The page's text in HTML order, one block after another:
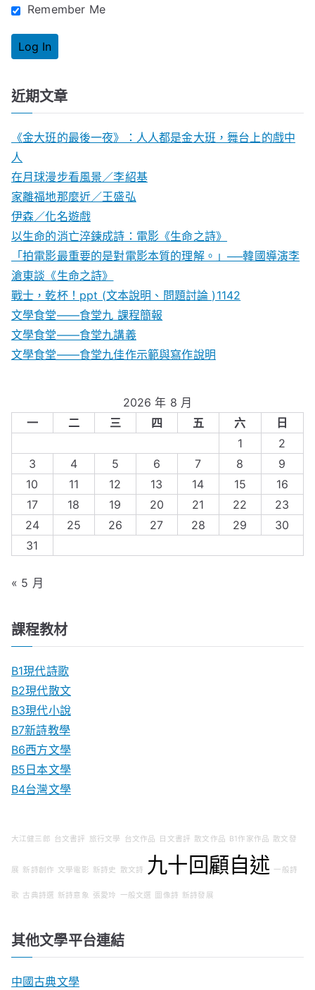
Remember Me
近期文章
《金大班的最後一夜》：人人都是金大班，舞台上的戲中
人
在月球漫步看風景／李紹基
家離福地那麼近／王盛弘
伊森／化名遊戲
以生命的消亡淬鍊成詩：電影《生命之詩》
「拍電影最重要的是對電影本質的理解。」──韓國導演李
滄東談《生命之詩》
戰士，乾杯！ppt (文本說明、問題討論 )1142
文學食堂——食堂九 課程簡報
文學食堂――食堂九講義
文學食堂——食堂九佳作示範與寫作說明
2026 年 8 月
一
二 三 四 五 六
日
1
2
3
4 5 6 7 8
9
10
11 12 13 14 15
16
17
18 19 20 21 22
23
24
25 26 27 28 29
30
31
« 5 月
課程教材
B1現代詩歌
B2現代散文
B3現代小說
B7新詩教學
B6西方文學
B5日本文學
B4台灣文學
大江健三郎 台文書評 旅行文學 台文作品 日文書評 散文作品 B1作家作品 散文發
展 新詩創作 文學電影 新詩史 散文詩 九十回顧自述 一般詩
歌 古典詩選 新詩意象 張愛玲 一般文選 圖像詩 新詩發展
其他文學平台連結
中國古典文學